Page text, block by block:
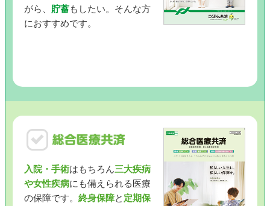
がら、 貯蓄もしたい。そんな方
におすすめです。
入院・手術はもちろん三大疾病
や女性疾病にも備えられる医療
の保障です。 終身保障と 定期保